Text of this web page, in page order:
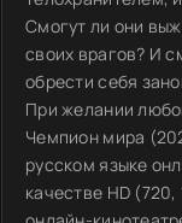
Смогут ли они
своих врагов? И
обрести себя
При желании
Чемпион мира
русском языке
качестве HD